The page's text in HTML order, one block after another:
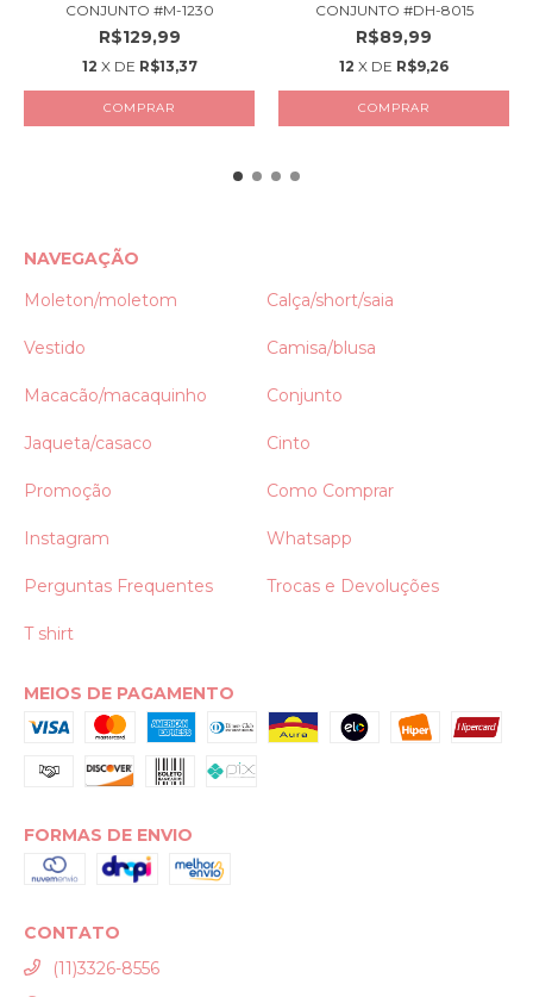
CONJUNTO #M-1230
R$129,99
12 X DE R$13,37
COMPRAR
CONJUNTO #DH-8015
R$89,99
12 X DE R$9,26
COMPRAR
NAVEGAÇÃO
Moleton/moletom
Calça/short/saia
Vestido Camisa/blusa
Macacão/macaquinho Conjunto
Jaqueta/casaco Cinto
Promoção Como Comprar
Instagram Whatsapp
Perguntas Frequentes Trocas e Devoluções
T shirt
MEIOS DE PAGAMENTO
FORMAS DE ENVIO
CONTATO
(11)3326-8556